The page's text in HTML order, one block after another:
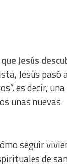
Jesús
Jesús pasó
es decir, una
unas nuevas
seguir
de san